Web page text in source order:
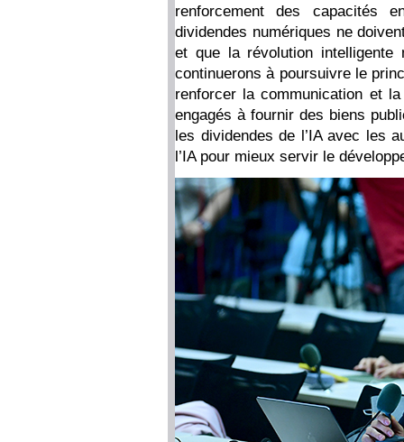
renforcement des capacités
dividendes numériques ne
et que la révolution
continuerons à poursuivre le
renforcer la communication et
engagés à fournir des biens
les dividendes de l’IA avec les
l’IA pour mieux servir le